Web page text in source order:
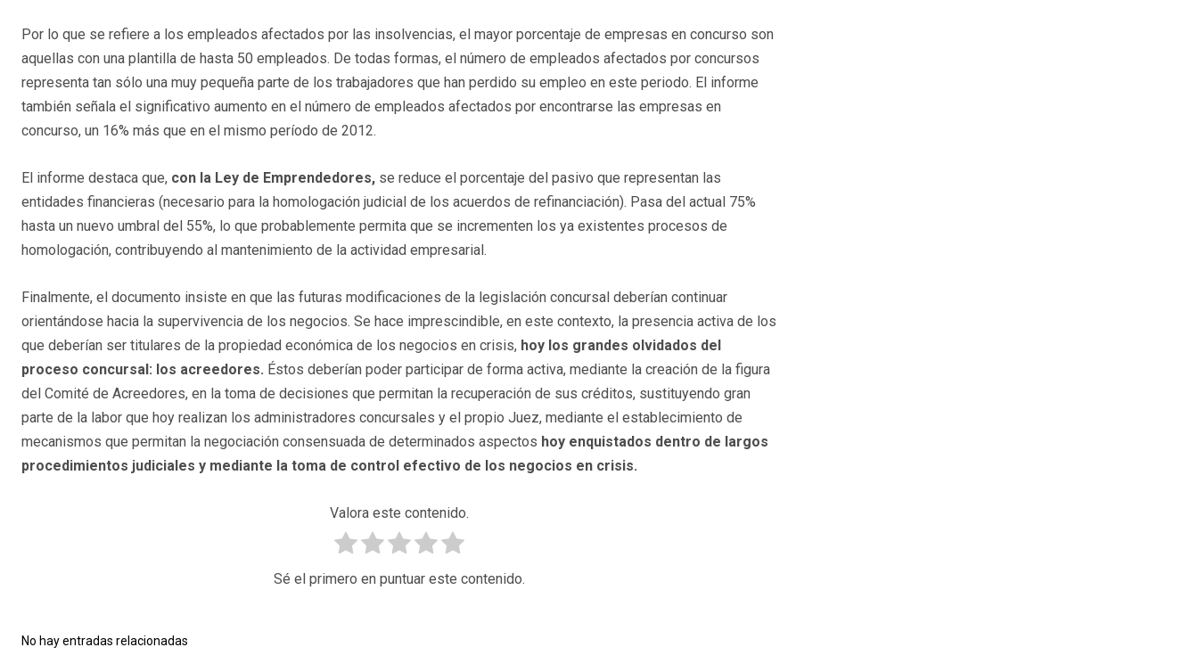
Por lo que se refiere a los empleados afectados por las insolvencias, el mayor porcentaje de empresas en concurso son
aquellas con una plantilla de hasta 50 empleados. De todas formas, el número de empleados afectados por concursos
representa tan sólo una muy pequeña parte de los trabajadores que han perdido su empleo en este periodo. El informe
también señala el significativo aumento en el número de empleados afectados por encontrarse las empresas en
concurso, un 16% más que en el mismo período de 2012.
El informe destaca que, con la Ley de Emprendedores, se reduce el porcentaje del pasivo que representan las
entidades financieras (necesario para la homologación judicial de los acuerdos de refinanciación). Pasa del actual 75%
hasta un nuevo umbral del 55%, lo que probablemente permita que se incrementen los ya existentes procesos de
homologación, contribuyendo al mantenimiento de la actividad empresarial.
Finalmente, el documento insiste en que las futuras modificaciones de la legislación concursal deberían continuar
orientándose hacia la supervivencia de los negocios. Se hace imprescindible, en este contexto, la presencia activa de los
que deberían ser titulares de la propiedad económica de los negocios en crisis, hoy los grandes olvidados del
proceso concursal: los acreedores. Éstos deberían poder participar de forma activa, mediante la creación de la figura
del Comité de Acreedores, en la toma de decisiones que permitan la recuperación de sus créditos, sustituyendo gran
parte de la labor que hoy realizan los administradores concursales y el propio Juez, mediante el establecimiento de
mecanismos que permitan la negociación consensuada de determinados aspectos hoy enquistados dentro de largos
procedimientos judiciales y mediante la toma de control efectivo de los negocios en crisis.
Valora este contenido.
Sé el primero en puntuar este contenido.
No hay entradas relacionadas